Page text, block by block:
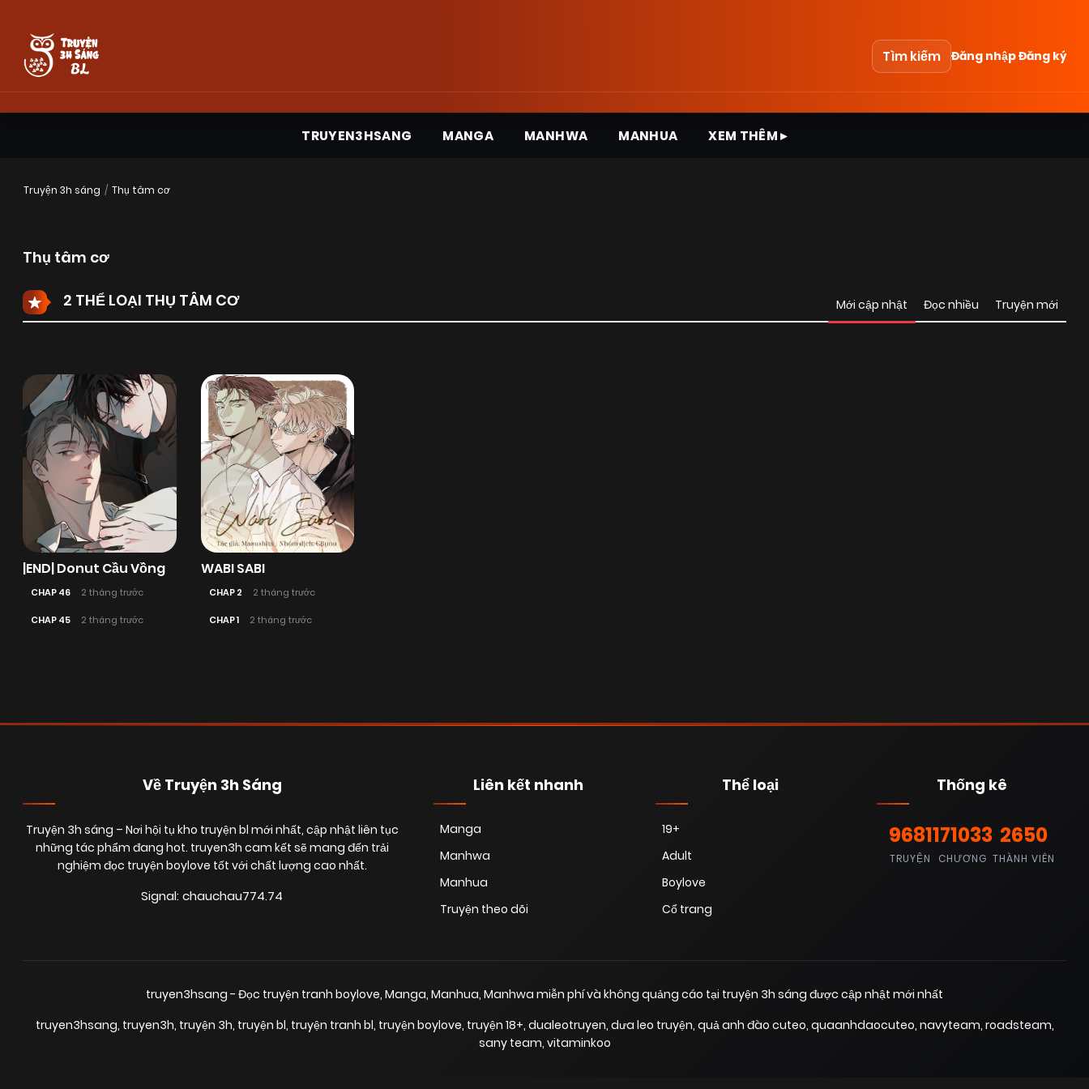
Tìm kiếm Đăng nhậpĐăng ký
TRUYEN3HSANG MANGA MANHWA MANHUA XEM THÊM ▸
Truyện 3h sáng Thụ tâm cơ
Thụ tâm cơ
2 THỂ LOẠI THỤ TÂM CƠ Mới cập nhật Đọc nhiều Truyện mới
|END| Donut Cầu Vồng
CHAP 46 2 tháng trước
CHAP 45 2 tháng trước
WABI SABI
CHAP 2 2 tháng trước
CHAP 1 2 tháng trước
Về Truyện 3h Sáng
Truyện 3h sáng – Nơi hội tụ kho truyện bl mới nhất, cập nhật liên tục
những tác phẩm đang hot. truyen3h cam kết sẽ mang đến trải
nghiệm đọc truyện boylove tốt với chất lượng cao nhất.
Signal: chauchau774.74
Liên kết nhanh
Manga
Manhwa
Manhua
Truyện theo dõi
Thể loại
19+
Adult
Boylove
Cổ trang
Thống kê
9681
TRUYỆN
171033
CHƯƠNG
2650
THÀNH VIÊN
truyen3hsang - Đọc truyện tranh boylove, Manga, Manhua, Manhwa miễn phí và không quảng cáo tại truyện 3h sáng được cập nhật mới nhất
truyen3hsang, truyen3h, truyện 3h, truyện bl, truyện tranh bl, truyện boylove, truyện 18+, dualeotruyen, dưa leo truyện, quả anh đào cuteo, quaanhdaocuteo, navyteam, roadsteam,
sany team, vitaminkoo